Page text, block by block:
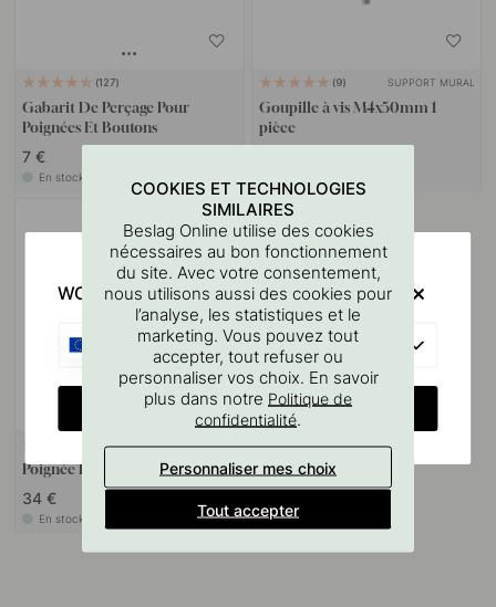
127
Gabarit De Perçage Pour
Poignées Et Boutons
7 €
En stock
9 SUPPORT MURAL
Goupille à vis M4x50mm 1
pièce
+ LONGUEURS
Poignée Luv - Aspect Inoxydable
34 €
En stock
COOKIES ET TECHNOLOGIES
SIMILAIRES
Beslag Online utilise des cookies
nécessaires au bon fonctionnement
du site. Avec votre consentement,
nous utilisons aussi des cookies pour
l’analyse, les statistiques et le
marketing. Vous pouvez tout
accepter, tout refuser ou
personnaliser vos choix. En savoir
plus dans notre Politique de
confidentialité.
Personnaliser mes choix
Tout accepter
WOULD YOU RATHER VISIT?
CHANGE COUNTRY